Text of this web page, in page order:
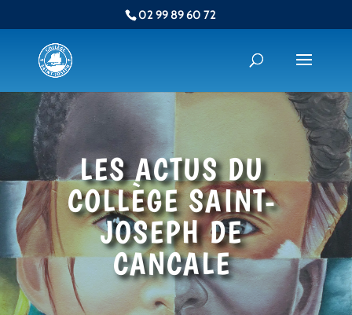
02 99 89 60 72
LES ACTUS DU
COLLÈGE SAINT-
JOSEPH DE
CANCALE